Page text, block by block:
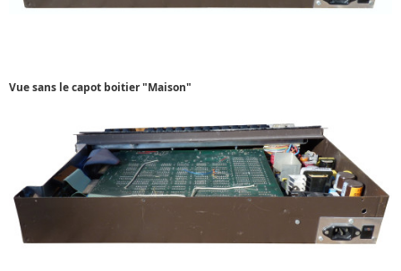
Vue sans le capot boitier"Maison"